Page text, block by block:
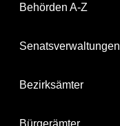
Behörden A-Z
Senatsverwaltungen
Bezirksämter
Bürgerämter